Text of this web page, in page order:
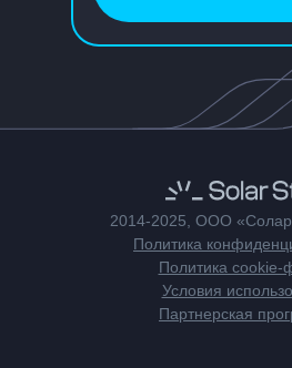
2014-2025, ООО
Политика
Политика cookie-
Условия
Партнерская